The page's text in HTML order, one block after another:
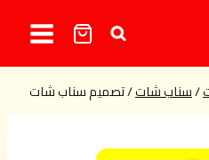
/سناب شات/تصميم سناب شات